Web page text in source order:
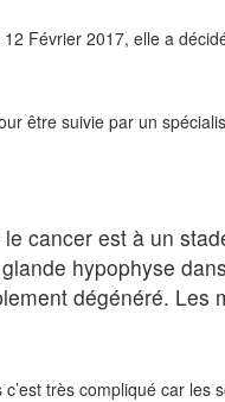
Février 2017, elle a
être suivie par un
cancer est à un
hypophyse
dégénéré. Les
très compliqué car les